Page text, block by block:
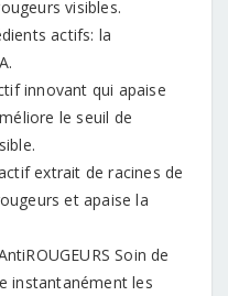
visibles.
actifs: la
innovant qui apaise
le seuil de
extrait de racines de
et apaise la
Soin de
instantanément les